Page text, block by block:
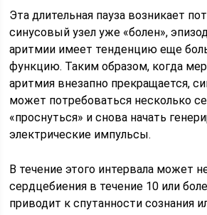
Эта длительная пауза возникает
синусовый узел уже «болен»,
аритмии имеет тенденцию еще
функцию. Таким образом, когда
аритмия внезапно прекращается,
может потребоваться несколько
«проснуться» и снова начать
электрические импульсы.
В течение этого интервала может
сердцебиения в течение 10 или
приводит к спутанности сознания